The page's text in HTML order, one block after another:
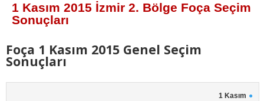
1 Kasım 2015 İzmir 2. Bölge Foça Seçim
Sonuçları
Foça 1 Kasım 2015 Genel Seçim
Sonuçları
1 Kasım